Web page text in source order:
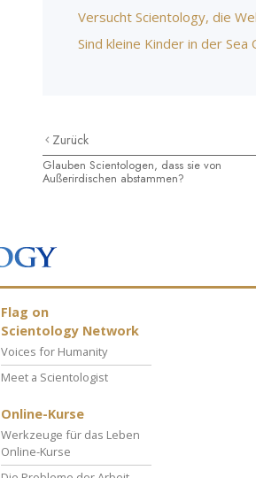
Versucht Scientology, die
Sind kleine Kinder in der
Zurück
Glauben Scientologen, dass sie von
Außerirdischen abstammen?
Flag on
Scientology Network
Voices for Humanity
Meet a Scientologist
Online-Kurse
Werkzeuge für das Leben
Online-Kurse